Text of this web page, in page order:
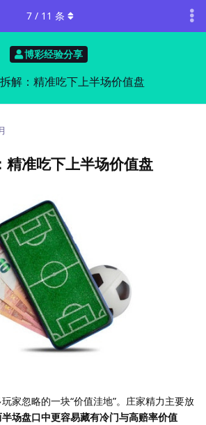
博彩经验分享
解：精准吃下上半场价值盘
7 / 11 条
精准吃下上半场价值盘
家忽略的一块“价值洼地”。庄家精力主要放
半场盘口中更容易藏有冷门与高赔率价值